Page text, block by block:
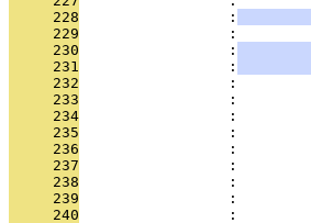
     228
                 :
     229
:
     230
                 :
     231
                 :
     232
:
     233
:
     234
:
     235
:
     236
:
     237
:
     238
:
     239
:
     240
: